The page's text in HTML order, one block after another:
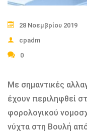
28 Νοεμβρίου 2019
cpadm
0
Με σημαντικές
έχουν περιληφθεί
φορολογικού
νύχτα στη Βουλή